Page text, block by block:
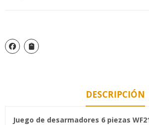
DESCRIPCIÓN
Juego de desarmadores 6 piezas